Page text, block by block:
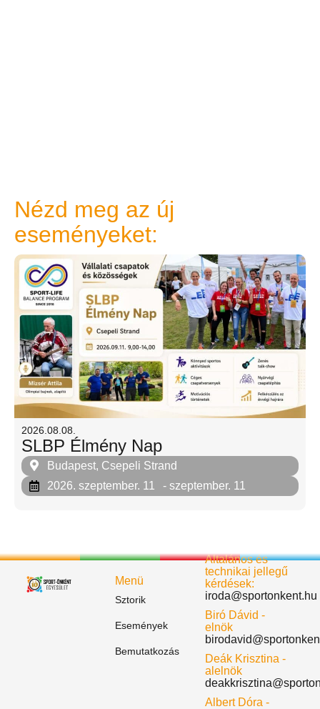
Nézd meg az új
eseményeket:
2026.08.08.
SLBP Élmény Nap
Budapest, Csepeli Strand
2026. szeptember. 11
- szeptember. 11
Menü
Sztorik
Események
Bemutatkozás
Általános és
technikai jellegű
kérdések:
iroda@sportonkent.hu
Biró Dávid -
elnök
Deák Krisztina -
alelnök
Albert Dóra -